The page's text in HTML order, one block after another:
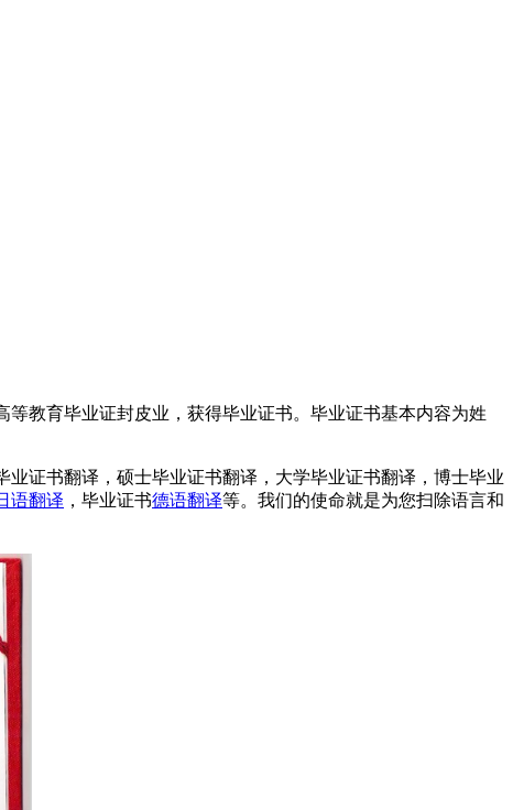
教育毕业证封皮业，获得毕业证书。毕业证书基本内容为姓
证书翻译，硕士毕业证书翻译，大学毕业证书翻译，博士毕业
语翻译 ，毕业证书德语翻译等。我们的使命就是为您扫除语言和